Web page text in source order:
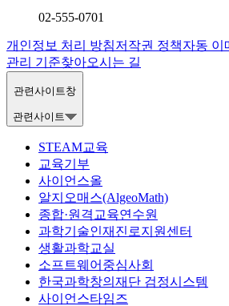
02-555-0701
개인정보 처리 방침저작권 정책자동 이
관리 기준찾아오시는 길
관련사이트창
관련사이트
STEAM교육
교육기부
사이언스올
알지오매스(AlgeoMath)
종합·원격교육연수원
과학기술인재진로지원센터
생활과학교실
소프트웨어중심사회
한국과학창의재단 검정시스템
사이언스타임즈